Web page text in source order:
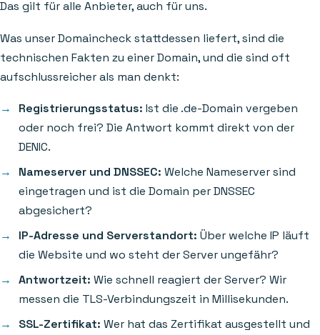
Das gilt für alle Anbieter, auch für uns.
Was unser Domaincheck stattdessen liefert, sind die
technischen Fakten zu einer Domain, und die sind oft
aufschlussreicher als man denkt:
Registrierungsstatus: Ist die .de-Domain vergeben
oder noch frei? Die Antwort kommt direkt von der
DENIC.
Nameserver und DNSSEC: Welche Nameserver sind
eingetragen und ist die Domain per DNSSEC
abgesichert?
IP-Adresse und Serverstandort: Über welche IP läuft
die Website und wo steht der Server ungefähr?
Antwortzeit: Wie schnell reagiert der Server? Wir
messen die TLS-Verbindungszeit in Millisekunden.
SSL-Zertifikat: Wer hat das Zertifikat ausgestellt und